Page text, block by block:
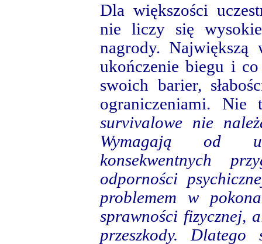
Dla większości
nie liczy się
nagrody.
ukończenie biegu i
swoich barier,
ograniczeniami.
survivalowe nie
Wymagają od
konsekwentnych
odporności
problemem w
sprawności fizycznej,
przeszkody.